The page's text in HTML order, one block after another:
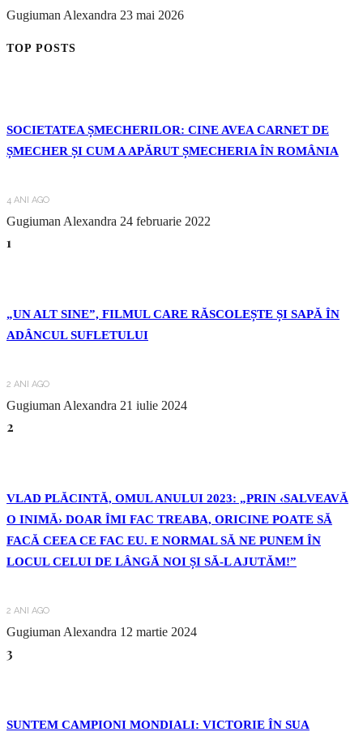
Gugiuman Alexandra 23 mai 2026
TOP POSTS
SOCIETATEA ȘMECHERILOR: CINE AVEA CARNET DE
ȘMECHER ȘI CUM A APĂRUT ȘMECHERIA ÎN ROMÂNIA
4 ANI AGO
Gugiuman Alexandra 24 februarie 2022
1
„UN ALT SINE”, FILMUL CARE RĂSCOLEȘTE ȘI SAPĂ ÎN
ADÂNCUL SUFLETULUI
2 ANI AGO
Gugiuman Alexandra 21 iulie 2024
2
VLAD PLĂCINTĂ, OMUL ANULUI 2023: „PRIN ‹SALVEAVĂ
O INIMĂ› DOAR ÎMI FAC TREABA, ORICINE POATE SĂ
FACĂ CEEA CE FAC EU. E NORMAL SĂ NE PUNEM ÎN
LOCUL CELUI DE LÂNGĂ NOI ȘI SĂ-L AJUTĂM!”
2 ANI AGO
Gugiuman Alexandra 12 martie 2024
3
SUNTEM CAMPIONI MONDIALI: VICTORIE ÎN SUA